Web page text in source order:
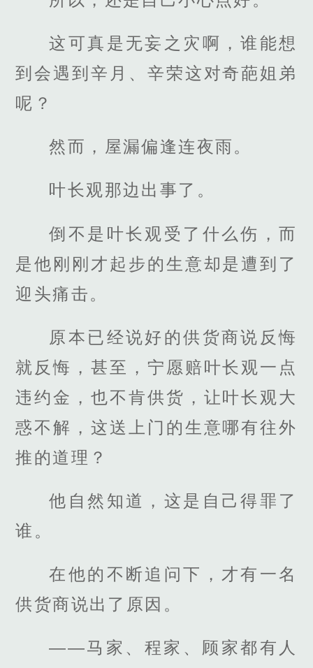
这可真是无妄之灾啊，谁能想
到会遇到辛月、辛荣这对奇葩姐弟
呢？
然而，屋漏偏逢连夜雨。
叶长观那边出事了。
倒不是叶长观受了什么伤，而
是他刚刚才起步的生意却是遭到了
迎头痛击。
原本已经说好的供货商说反悔
就反悔，甚至，宁愿赔叶长观一点
违约金，也不肯供货，让叶长观大
惑不解，这送上门的生意哪有往外
推的道理？
他自然知道，这是自己得罪了
谁。
在他的不断追问下，才有一名
供货商说出了原因。
——马家、程家、顾家都有人